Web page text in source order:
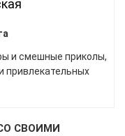
и смешные приколы,
привлекательных
СВОИМИ